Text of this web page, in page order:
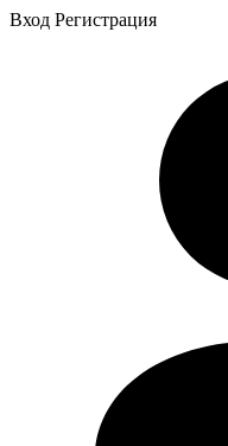
Вход Регистрация